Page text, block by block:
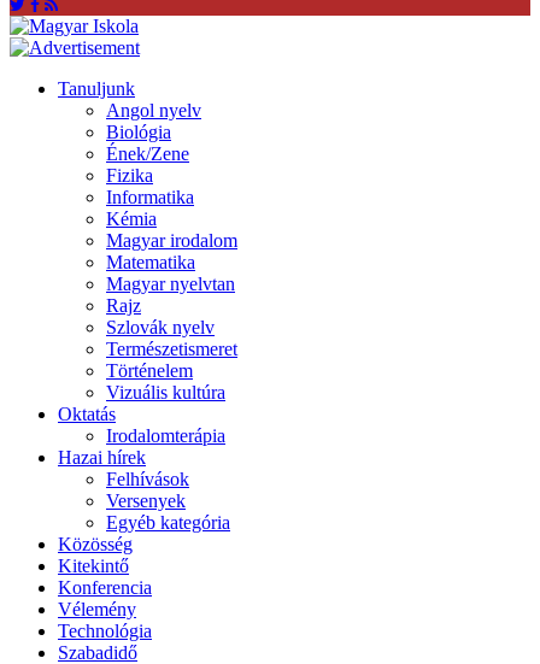
Tanuljunk
Angol nyelv
Biológia
Ének/Zene
Fizika
Informatika
Kémia
Magyar irodalom
Matematika
Magyar nyelvtan
Rajz
Szlovák nyelv
Természetismeret
Történelem
Vizuális kultúra
Oktatás
Irodalomterápia
Hazai hírek
Felhívások
Versenyek
Egyéb kategória
Közösség
Kitekintő
Konferencia
Vélemény
Technológia
Szabadidő